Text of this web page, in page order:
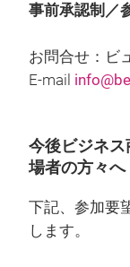
事前承認制／
お問合せ：ビ
E-mail
今後ビジネ
場者の方々へ
下記、参加要
します。